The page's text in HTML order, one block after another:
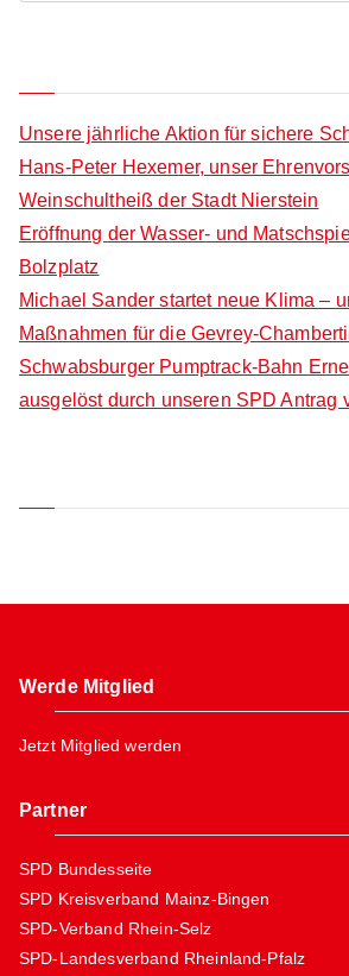
Unsere jährliche Aktion für sichere
Hans-Peter Hexemer, unser
Weinschultheiß der Stadt Nierstein
Eröffnung der Wasser- und
Bolzplatz
Michael Sander startet neue Klima –
Maßnahmen für die Gevrey-
Schwabsburger Pumptrack-Bahn
ausgelöst durch unseren SPD Antrag
Werde Mitglied
Jetzt Mitglied werden
Partner
SPD Bundesseite
SPD Kreisverband Mainz-Bingen
SPD-Verband Rhein-Selz
SPD-Landesverband Rheinland-Pfalz